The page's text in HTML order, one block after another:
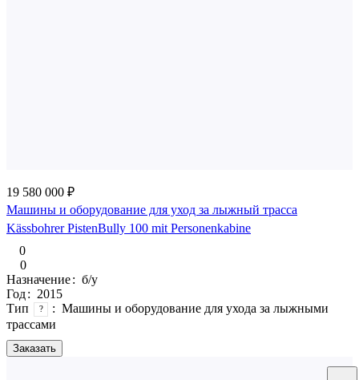
19 580 000 ₽
Машины и оборудование для уход за лыжный трасса
Kässbohrer PistenBully 100 mit Personenkabine
0
0
Заказать
Назначение: б/у
Год: 2015
Тип
? : Машины и оборудование для ухода за лыжными
трассами